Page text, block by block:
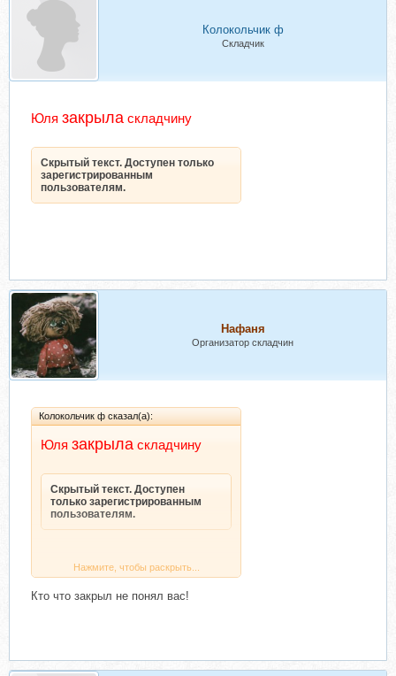
Колокольчик ф
Складчик
Юля закрыла складчину
Скрытый текст. Доступен только
зарегистрированным
пользователям.
Нафаня
Организатор складчин
Колокольчик ф сказал(а):
Юля закрыла складчину
Скрытый текст. Доступен
только зарегистрированным
пользователям.
Нажмите, чтобы раскрыть...
Кто что закрыл не понял вас!